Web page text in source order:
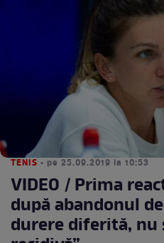
TENIS • pe 25.09.2019 la 10:53
VIDEO / Prima
după abandonul
durere diferită, nu